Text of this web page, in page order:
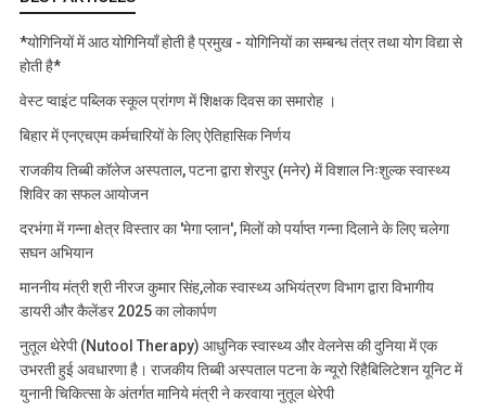
*योगिनियों में आठ योगिनियाँ होती है प्रमुख - योगिनियों का सम्बन्ध तंत्र तथा योग विद्या से
होती है*
वेस्ट प्वाइंट पब्लिक स्कूल प्रांगण में शिक्षक दिवस का समारोह ।
बिहार में एनएचएम कर्मचारियों के लिए ऐतिहासिक निर्णय
राजकीय तिब्बी कॉलेज अस्पताल, पटना द्वारा शेरपुर (मनेर) में विशाल निःशुल्क स्वास्थ्य
शिविर का सफल आयोजन
दरभंगा में गन्ना क्षेत्र विस्तार का 'मेगा प्लान', मिलों को पर्याप्त गन्ना दिलाने के लिए चलेगा
सघन अभियान
माननीय मंत्री श्री नीरज कुमार सिंह,लोक स्वास्थ्य अभियंत्रण विभाग द्वारा विभागीय
डायरी और कैलेंडर 2025 का लोकार्पण
नुतूल थेरेपी (Nutool Therapy) आधुनिक स्वास्थ्य और वेलनेस की दुनिया में एक
उभरती हुई अवधारणा है। राजकीय तिब्बी अस्पताल पटना के न्यूरो रिहैबिलिटेशन यूनिट में
युनानी चिकित्सा के अंतर्गत मानिये मंत्री ने करवाया नुतूल थेरेपी